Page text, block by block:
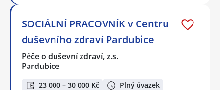
SOCIÁLNÍ PRACOVNÍK v Centru
duševního zdraví Pardubice
Péče o duševní zdraví, z.s.
Pardubice
23 000 – 30 000 Kč Plný úvazek